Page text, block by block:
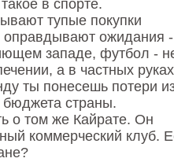
в спорте.
тупые покупки
оправдывают ожидания
западе, футбол -
а в частных
ты понесешь потери
бюджета страны.
о том же Кайрате. Он
коммерческий клуб.